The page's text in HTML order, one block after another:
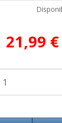
21,99 €